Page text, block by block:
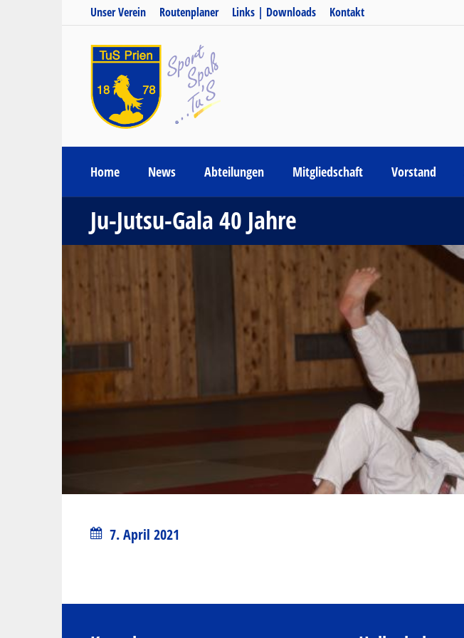
Unser Verein Routenplaner Links | Downloads Kontakt
Home News Abteilungen Mitgliedschaft Vorstand
Ju-Jutsu-Gala 40 Jahre
7. April 2021